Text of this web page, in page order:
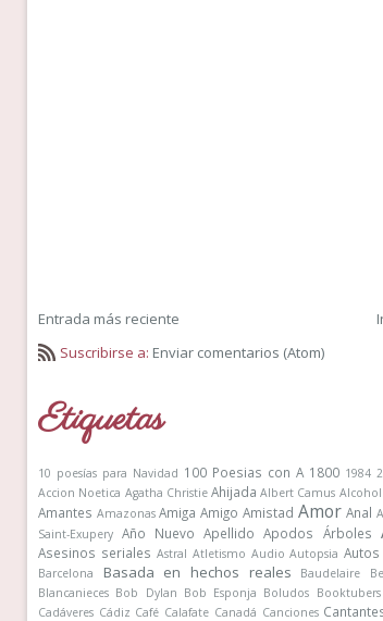
Entrada más reciente
Suscribirse a: Enviar comentarios (Atom)
Etiquetas
10 poesías para Navidad 100 Poesias con A 1800 1984
Accion Noetica Agatha Christie Ahijada Albert Camus Alcohol
Amantes Amazonas Amiga Amigo Amistad Amor Anal
Saint-Exupery Año Nuevo Apellido Apodos Árboles
Asesinos seriales Astral Atletismo Audio Autopsia Autos
Barcelona
Basada en hechos reales Baudelaire
Blancanieces Bob Dylan Bob Esponja Boludos Booktubers
Cadáveres Cádiz Café Calafate Canadá Canciones